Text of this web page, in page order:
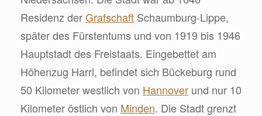
Residenz derGrafschaft Schaumburg-Lippe,
später des Fürstentums und von 1919 bis 1946
Hauptstadt des Freistaats. Eingebettet am
Höhenzug Harrl, befindet sich Bückeburg rund
50 Kilometer westlich von Hannover und nur 10
Kilometer östlich von Minden. Die Stadt grenzt